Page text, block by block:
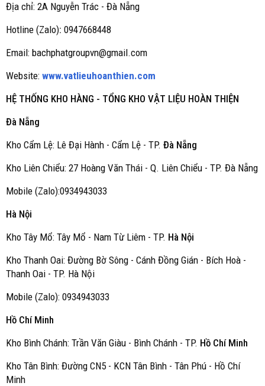
Địa chỉ: 2A Nguyễn Trác - Đà Nẵng
Hotline (Zalo): 0947668448
Email: bachphatgroupvn@gmail.com
Website: www.vatlieuhoanthien.com
HỆ THỐNG KHO HÀNG - TỔNG KHO VẬT LIỆU HOÀN THIỆN
Đà Nẵng
Kho Cẩm Lệ: Lê Đại Hành - Cẩm Lệ - TP. Đà Nẵng
Kho Liên Chiểu: 27 Hoàng Văn Thái - Q. Liên Chiểu - TP. Đà Nẵng
Mobile (Zalo):0934943033
Hà Nội
Kho Tây Mổ: Tây Mổ - Nam Từ Liêm - TP. Hà Nội
Kho Thanh Oai: Đường Bờ Sông - Cánh Đồng Gián - Bích Hoà -
Thanh Oai - TP. Hà Nội
Mobile (Zalo): 0934943033
Hồ Chí Minh
Kho Bình Chánh: Trần Văn Giàu - Bình Chánh - TP. Hồ Chí Minh
Kho Tân Bình: Đường CN5 - KCN Tân Bình - Tân Phú - Hồ Chí
Minh